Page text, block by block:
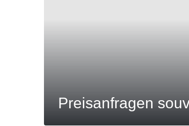
Preisanfragen